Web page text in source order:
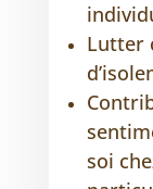
Lutter
soi